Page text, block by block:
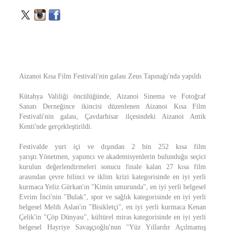
Aizanoi Kısa Film Festivali'nin galası Zeus Tapınağı'nda yapıldı
Kütahya Valiliği öncülüğünde, Aizanoi Sinema ve Fotoğraf
Sanatı Derneğince ikincisi düzenlenen Aizanoi Kısa Film
Festivali'nin galası, Çavdarhisar ilçesindeki Aizanoi Antik
Kenti'nde gerçekleştirildi.
Festivalde yurt içi ve dışından 2 bin 252 kısa film
yarıştı.Yönetmen, yapımcı ve akademisyenlerin bulunduğu seçici
kurulun değerlendirmeleri sonucu finale kalan 27 kısa film
arasından çevre bilinci ve iklim krizi kategorisinde en iyi yerli
kurmaca Yeliz Gürkan'ın "Kimin umurunda", en iyi yerli belgesel
Evrim İnci'nin "Bulak", spor ve sağlık kategorisinde en iyi yerli
belgesel Melih Aslan'ın "Bisikletçi", en iyi yerli kurmaca Kenan
Çelik'in "Çöp Dünyası", kültürel miras kategorisinde en iyi yerli
belgesel Hayriye Savaşçıoğlu'nun "Yüz Yıllardır Açılmamış